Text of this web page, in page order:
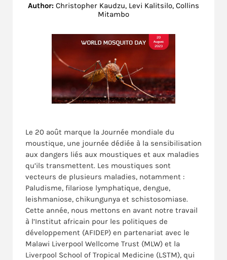
Author: Christopher Kaudzu, Levi Kalitsilo, Collins
Mitambo
Le 20 août marque la Journée mondiale du
moustique, une journée dédiée à la sensibilisation
aux dangers liés aux moustiques et aux maladies
qu’ils transmettent. Les moustiques sont
vecteurs de plusieurs maladies, notamment :
Paludisme, filariose lymphatique, dengue,
leishmaniose, chikungunya et schistosomiase.
Cette année, nous mettons en avant notre travail
à l’Institut africain pour les politiques de
développement (AFIDEP) en partenariat avec le
Malawi Liverpool Wellcome Trust (MLW) et la
Liverpool School of Tropical Medicine (LSTM), qui